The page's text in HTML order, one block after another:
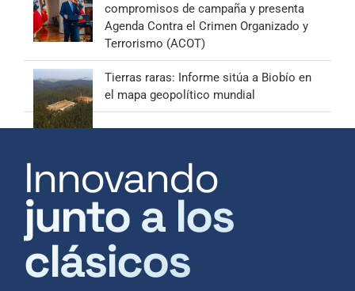
compromisos de campaña y presenta
Agenda Contra el Crimen Organizado y
Terrorismo (ACOT)
Tierras raras: Informe sitúa a Biobío en
el mapa geopolítico mundial
Innovando
junto a los
clásicos